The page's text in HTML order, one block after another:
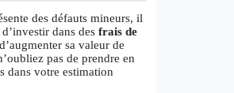
des défauts mineurs, il
dans des frais de
sa valeur de
pas de prendre en
dans votre estimation